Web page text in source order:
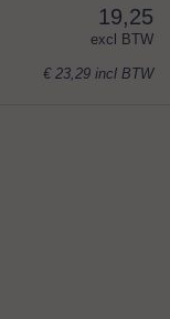
19,25
excl BTW
€ 23,29 incl BTW